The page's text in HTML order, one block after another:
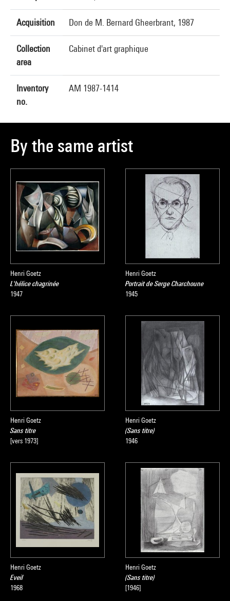
Acquisition Don de M. Bernard Gheerbrant, 1987
Collection
area
Cabinet d'art graphique
Inventory
no.
AM 1987-1414
By the same artist
Henri Goetz
L'hélice chagrinée
1947
Henri Goetz
Portrait de Serge Charchoune
1945
Henri Goetz
Sans titre
[vers 1973]
Henri Goetz
(Sans titre)
1946
Henri Goetz
Eveil
1968
Henri Goetz
(Sans titre)
[1946]